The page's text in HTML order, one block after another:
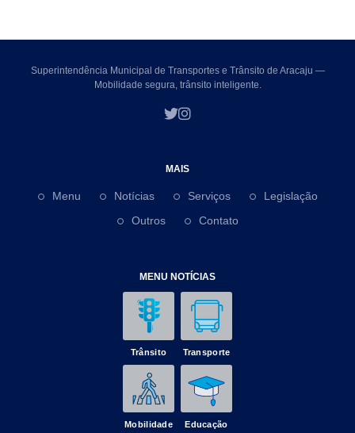
Superintendência Municipal de Transportes e Trânsito de Aracaju —
Mobilidade segura, trânsito inteligente.
MAIS
Menu Notícias Serviços
Legislação
Outros
Contato
MENU NOTÍCIAS
Trânsito Transporte
Mobilidade Educação